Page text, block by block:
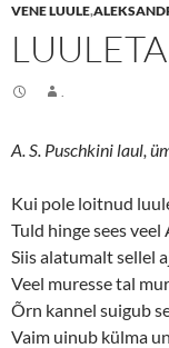
VENE LUULE,
A. S. Puschkini laul,
Kui pole loitnud
Tuld hinge sees veel
Siis alatumalt sellel
Veel muresse tal
Õrn kannel suigub
Vaim uinub külma